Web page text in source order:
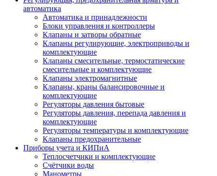
автоматика
Автоматика и принадлежности
Блоки управления и контроллеры
Клапаны и затворы обратные
Клапаны регулирующие, электроприводы и
комплектующие
Клапаны смесительные, термостатические
смесительные и комплектующие
Клапаны электромагнитные
Клапаны, краны балансировочные и
комплектующие
Регуляторы давления бытовые
Регуляторы давления, перепада давления и
комплектующие
Регуляторы температуры и комплектующие
Клапаны предохранительные
Приборы учета и КИПиА
Теплосчетчики и комплектующие
Счётчики воды
Манометры